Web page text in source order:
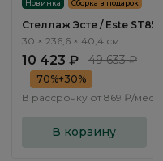
Новинка Сборка в подарок
Стеллаж Эсте / Este
30 × 236,6 × 40,4 см
10 423 ₽ 49 633 ₽
70%+30%
В рассрочку от 869 ₽/
В корзину